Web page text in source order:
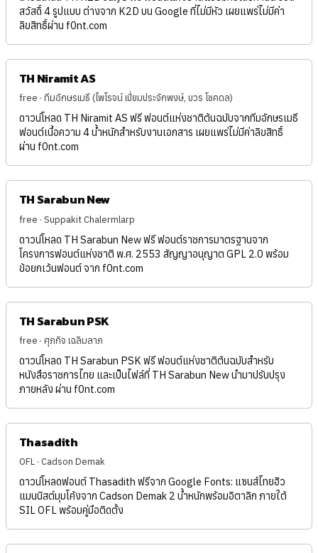
สวัสดิ์ 4 รูปแบบ ต่างจาก K2D บน Google ที่ไม่มีหัว เผยแพร่ไม่มีค่า
ลิขสิทธิ์ผ่าน f0nt.com
TH Niramit AS
free · ทีมอักษรเมธี (ไพโรจน์ เปี่ยมประจักพงษ์, บวร โชคดล)
ดาวน์โหลด TH Niramit AS ฟรี ฟอนต์แห่งชาติต้นฉบับจากทีมอักษรเมธี
ฟอนต์เนื้อความ 4 น้ำหนักสำหรับงานเอกสาร เผยแพร่ไม่มีค่าลิขสิทธิ์
ผ่าน f0nt.com
TH Sarabun New
free · Suppakit Chalermlarp
ดาวน์โหลด TH Sarabun New ฟรี ฟอนต์ราชการมาตรฐานจาก
โครงการฟอนต์แห่งชาติ พ.ศ. 2553 สัญญาอนุญาต GPL 2.0 พร้อม
ข้อยกเว้นฟอนต์ จาก f0nt.com
TH Sarabun PSK
free · ศุภกิจ เฉลิมลาภ
ดาวน์โหลด TH Sarabun PSK ฟรี ฟอนต์แห่งชาติต้นฉบับสำหรับ
หนังสือราชการไทย และเป็นไฟล์ที่ TH Sarabun New นำมาปรับปรุง
ภายหลัง ผ่าน f0nt.com
Thasadith
OFL · Cadson Demak
ดาวน์โหลดฟอนต์ Thasadith ฟรีจาก Google Fonts: แซนส์ไทยฮิว
แมนนิสต์มุมโค้งจาก Cadson Demak 2 น้ำหนักพร้อมอิตาลิก ภายใต้
SIL OFL พร้อมคู่มือติดตั้ง